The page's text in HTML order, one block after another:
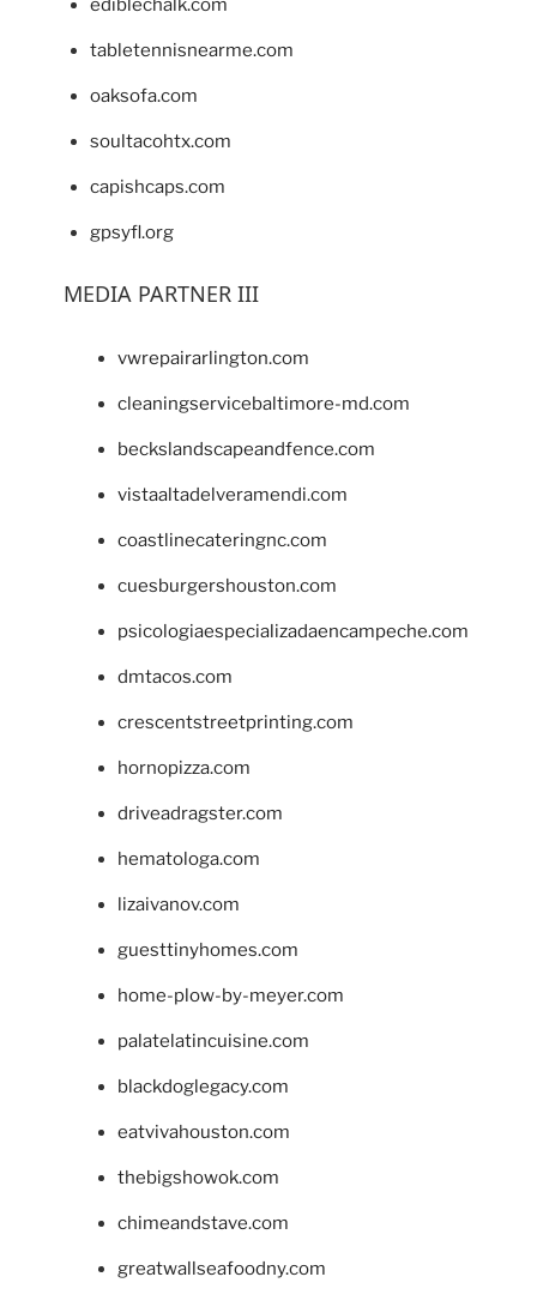
ediblechalk.com
tabletennisnearme.com
oaksofa.com
soultacohtx.com
capishcaps.com
gpsyfl.org
MEDIA PARTNER III
vwrepairarlington.com
cleaningservicebaltimore-md.com
beckslandscapeandfence.com
vistaaltadelveramendi.com
coastlinecateringnc.com
cuesburgershouston.com
psicologiaespecializadaencampeche.com
dmtacos.com
crescentstreetprinting.com
hornopizza.com
driveadragster.com
hematologa.com
lizaivanov.com
guesttinyhomes.com
home-plow-by-meyer.com
palatelatincuisine.com
blackdoglegacy.com
eatvivahouston.com
thebigshowok.com
chimeandstave.com
greatwallseafoodny.com